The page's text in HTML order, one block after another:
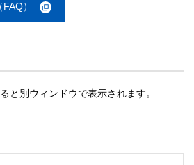
）
と別ウィンドウで表示されます。